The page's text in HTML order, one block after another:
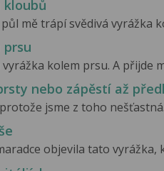
kloubů
mě trápí svědivá vyrážka
prsu
kolem prsu. A přijde
nebo zápěstí až
jsme z toho
objevila tato vyrážka,